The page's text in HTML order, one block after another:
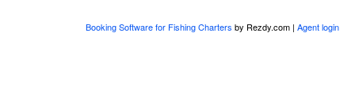
Booking Software for Fishing Charters by Rezdy.com | Agent login